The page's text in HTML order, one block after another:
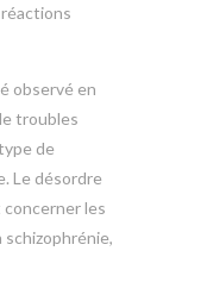
observé en
troubles
de
Le désordre
les
schizophrénie,